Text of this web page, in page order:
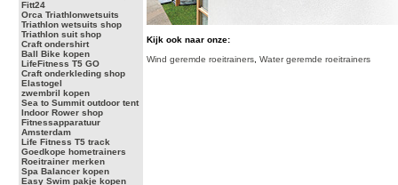
Fitt24
Orca Triathlonwetsuits
Triathlon wetsuits shop
Triathlon suit shop
Craft ondershirt
Ball Bike kopen
LifeFitness T5 GO
Craft onderkleding shop
Elastogel
zwembril kopen
Sea to Summit outdoor tent
Indoor Rower shop
Fitnessapparatuur
Amsterdam
Life Fitness T5 track
Goedkope hometrainers
Roeitrainer merken
Spa Balancer kopen
Easy Swim pakje kopen
Kijk ook naar onze:
Wind geremde roeitrainers, Water geremde roeitrainers